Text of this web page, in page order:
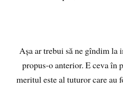
Așa ar trebui să ne gîndim la
propus-o anterior. E ceva în
meritul este al tuturor care au